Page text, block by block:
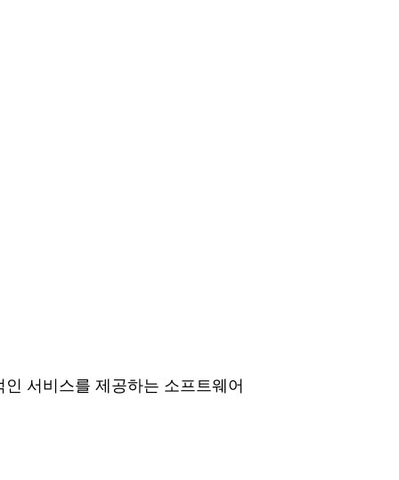
서비스를 제공하는 소프트웨어